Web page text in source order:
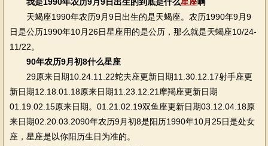
天蝎座1990年农历9月9日出生的是天蝎座。农历1990年9月9
日是公历1990年10月26日星座用的是公历，那么就是天蝎座10/24-
11/22。
90年农历9月初8什么星座
29原来日期10.24.11.22蛇夫座更新日期11.30.12.17射手座更
新日期12.18.01.18原来日期11.23.12.21摩羯座更新日期
01.19.02.15原来日期。01.21.02.19双鱼座更新日期03.12.04.18原
来日期02.20.03.2090年农历9月初8是阳历1990年10月25日是处女
座，星座是以你阳历生日为准的。